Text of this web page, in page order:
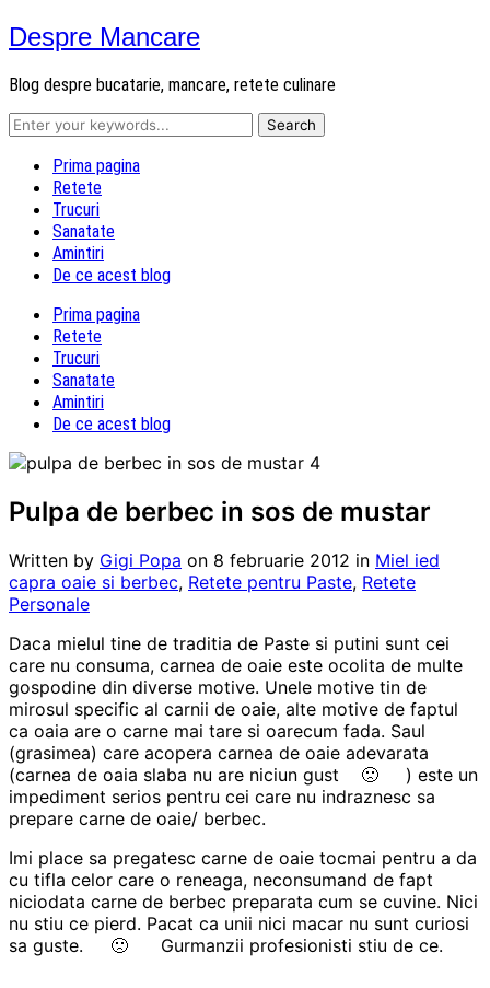
Despre Mancare
Blog despre bucatarie, mancare, retete culinare
Prima pagina
Retete
Trucuri
Sanatate
Amintiri
De ce acest blog
Prima pagina
Retete
Trucuri
Sanatate
Amintiri
De ce acest blog
Pulpa de berbec in sos de mustar
Written by Gigi Popa on 8 februarie 2012 in Miel ied
capra oaie si berbec, Retete pentru Paste, Retete
Personale
Daca mielul tine de traditia de Paste si putini sunt cei
care nu consuma, carnea de oaie este ocolita de multe
gospodine din diverse motive. Unele motive tin de
mirosul specific al carnii de oaie, alte motive de faptul
ca oaia are o carne mai tare si oarecum fada. Saul
(grasimea) care acopera carnea de oaie adevarata
(carnea de oaia slaba nu are niciun gust 🙁 ) este un
impediment serios pentru cei care nu indraznesc sa
prepare carne de oaie/ berbec.
Imi place sa pregatesc carne de oaie tocmai pentru a da
cu tifla celor care o reneaga, neconsumand de fapt
niciodata carne de berbec preparata cum se cuvine. Nici
nu stiu ce pierd. Pacat ca unii nici macar nu sunt curiosi
sa guste. 🙁 Gurmanzii profesionisti stiu de ce.